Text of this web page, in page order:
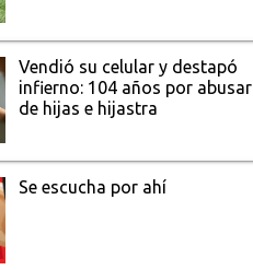
Vendió su celular y destapó
infierno: 104 años por abusar
de hijas e hijastra
Se escucha por ahí